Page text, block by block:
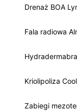
Drenaż BOA
Fala radiowa
Kriolipoliza
Zabiegi